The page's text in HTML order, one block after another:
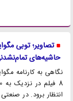
تصاویر؛ توبی
حاشیه‌های
نگاهی به کارنامه
انتظار برود. در